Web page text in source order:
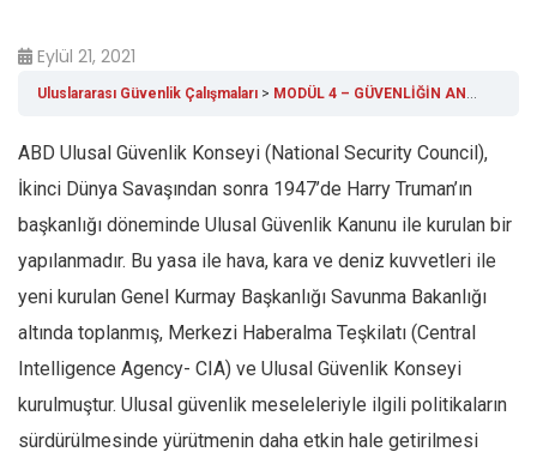
Eylül 21, 2021
Uluslararası Güvenlik Çalışmaları MODÜL 4 – GÜVENLİĞİN ANA AKTÖRLERİ
ABD Ulusal Güvenlik Konseyi (National Security Council),
İkinci Dünya Savaşından sonra 1947’de Harry Truman’ın
başkanlığı döneminde Ulusal Güvenlik Kanunu ile kurulan bir
yapılanmadır. Bu yasa ile hava, kara ve deniz kuvvetleri ile
yeni kurulan Genel Kurmay Başkanlığı Savunma Bakanlığı
altında toplanmış, Merkezi Haberalma Teşkilatı (Central
Intelligence Agency- CIA) ve Ulusal Güvenlik Konseyi
kurulmuştur. Ulusal güvenlik meseleleriyle ilgili politikaların
sürdürülmesinde yürütmenin daha etkin hale getirilmesi